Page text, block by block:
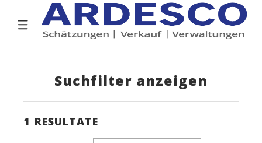
Suchfilter anzeigen
1 RESULTATE